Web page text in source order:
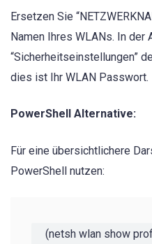
Ersetzen Sie
Namen Ihres WLANs. In der
“Sicherheitseinstellungen”
dies ist Ihr WLAN Passwort.
PowerShell Alternative:
Für eine übersichtlichere
PowerShell nutzen:
(netsh wlan show